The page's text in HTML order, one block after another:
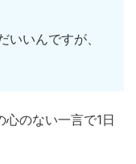
いんですが、
のない一言で1日